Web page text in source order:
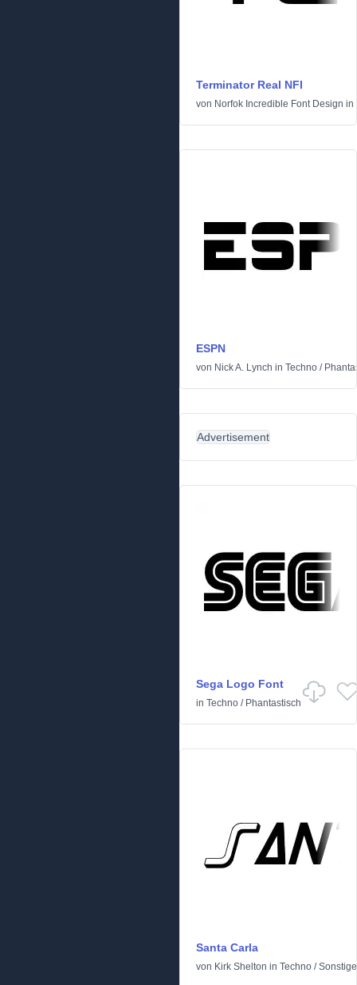
Terminator Real NFI
von Norfok Incredible Font Design in
ESPN
von Nick A. Lynch in Techno /
Advertisement
Sega Logo Font
in Techno / Phantastisch
Santa Carla
von Kirk Shelton in Techno /Sonstige